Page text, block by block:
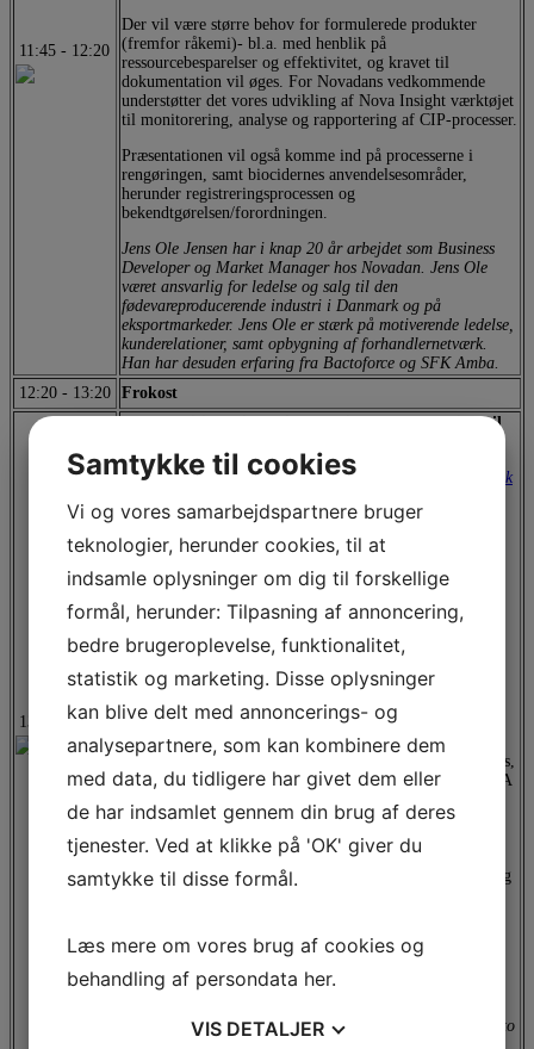
11:45 - 12:20
Der vil være større behov for formulerede produkter
(fremfor råkemi)- bl.a. med henblik på
ressourcebesparelser og effektivitet, og kravet til
dokumentation vil øges. For Novadans vedkommende
understøtter det vores udvikling af Nova Insight værktøjet
til monitorering, analyse og rapportering af CIP-processer.
Præsentationen vil også komme ind på processerne i
rengøringen, samt biocidernes anvendelsesområder,
herunder registreringsprocessen og
bekendtgørelsen/forordningen.
Jens Ole Jensen har i knap 20 år arbejdet som Business
Developer og Market Manager hos Novadan. Jens Ole
været ansvarlig for ledelse og salg til den
fødevareproducerende industri i Danmark og på
eksportmarkeder. Jens Ole er stærk på motiverende ledelse,
kunderelationer, samt opbygning af forhandlernetværk.
Han har desuden erfaring fra Bactoforce og SFK Amba.
12:20 - 13:20 Frokost
13:20 13:55
Surface disinfection using UV light (præsentation vil
Mahmoud Tawfieq, Senior UV Professional,
Novo Nordisk
Effective disinfection practices play a crucial role in
various industries, especially within the field of pharma.
While ethanol has long been established as a commonly
sustainability, efficiency, and operator safety necessitates
exploring alternative approaches. Ultraviolet (UV) light
has emerged as a promising candidate for ethanol-free
disinfection.
This presentation aims to provide an overview of UV
surface disinfection, describing its advantages, limitations,
and material challenges (degradation and transparency). A
will be provided, along with a discussion on the safety
considerations associated with UV light. Finally, the
presentation will showcase promising applications of UV
disinfection within clean-room environment, emphasizing
specializing in UV decontamination. With a broad
background in optics and nanotechnology, Mahmoud
brings extensive academic experience from Denmark and
and implementing UV technology within a GMP setting to
Samtykke til cookies
Vi og vores samarbejdspartnere bruger
teknologier, herunder cookies, til at
indsamle oplysninger om dig til forskellige
formål, herunder: Tilpasning af annoncering,
bedre brugeroplevelse, funktionalitet,
statistik og marketing. Disse oplysninger
kan blive delt med annoncerings- og
analysepartnere, som kan kombinere dem
med data, du tidligere har givet dem eller
de har indsamlet gennem din brug af deres
tjenester. Ved at klikke på 'OK' giver du
samtykke til disse formål.
Læs mere om vores brug af cookies og
behandling af persondata her.
VIS DETALJER